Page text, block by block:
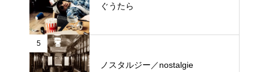
ぐうたら
5
ノスタルジー／nostalgie